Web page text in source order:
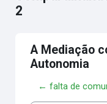
2
A Mediação
Autonomia
← falta de